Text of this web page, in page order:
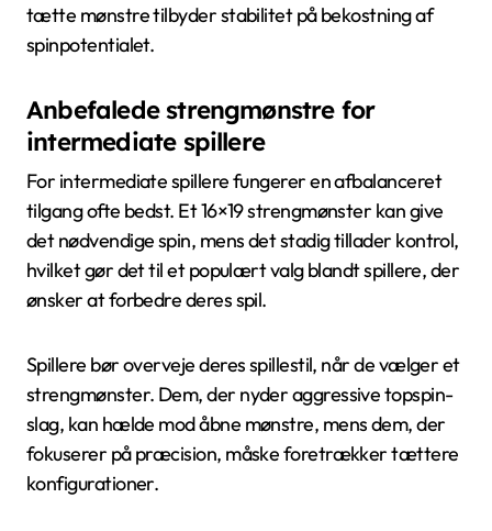
tætte mønstre tilbyder stabilitet på bekostning af
spinpotentialet.
Anbefalede strengmønstre for
intermediate spillere
For intermediate spillere fungerer en afbalanceret
tilgang ofte bedst. Et 16×19 strengmønster kan give
det nødvendige spin, mens det stadig tillader kontrol,
hvilket gør det til et populært valg blandt spillere, der
ønsker at forbedre deres spil.
Spillere bør overveje deres spillestil, når de vælger et
strengmønster. Dem, der nyder aggressive topspin-
slag, kan hælde mod åbne mønstre, mens dem, der
fokuserer på præcision, måske foretrækker tættere
konfigurationer.